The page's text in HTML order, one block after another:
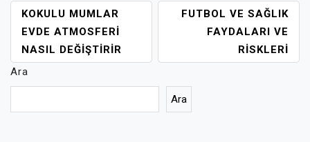
YAZI
GEZINMESI
KOKULU MUMLAR
EVDE ATMOSFERI
NASIL DEĞIŞTIRIR
FUTBOL VE SAĞLIK
FAYDALARI VE
RISKLERI
Ara
Ara